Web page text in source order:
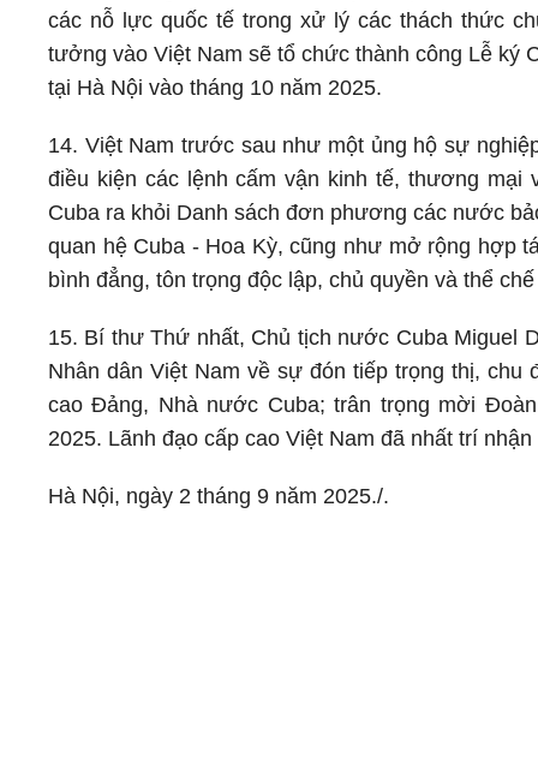
các nỗ lực quốc tế trong xử lý các thách thức
tưởng vào Việt Nam sẽ tổ chức thành công Lễ ký
tại Hà Nội vào tháng 10 năm 2025.
14. Việt Nam trước sau như một ủng hộ sự
điều kiện các lệnh cấm vận kinh tế, thương
Cuba ra khỏi Danh sách đơn phương các nước
quan hệ Cuba - Hoa Kỳ, cũng như mở rộng hợp
bình đẳng, tôn trọng độc lập, chủ quyền và thể
15. Bí thư Thứ nhất, Chủ tịch nước Cuba Miguel
Nhân dân Việt Nam về sự đón tiếp trọng thị,
cao Đảng, Nhà nước Cuba; trân trọng mời
2025. Lãnh đạo cấp cao Việt Nam đã nhất trí
Hà Nội, ngày 2 tháng 9 năm 2025./.